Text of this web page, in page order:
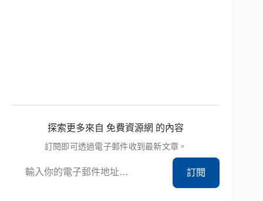
探索更多來自 免費資源網 的內容
訂閱即可透過電子郵件收到最新文章。
訂閱